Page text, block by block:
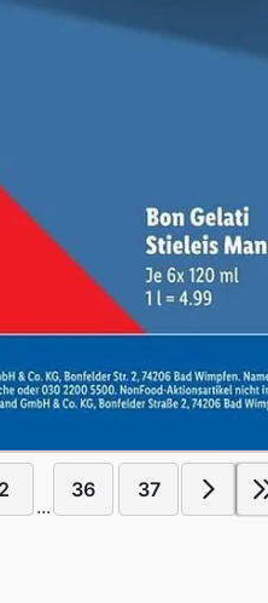
2
...
36 37